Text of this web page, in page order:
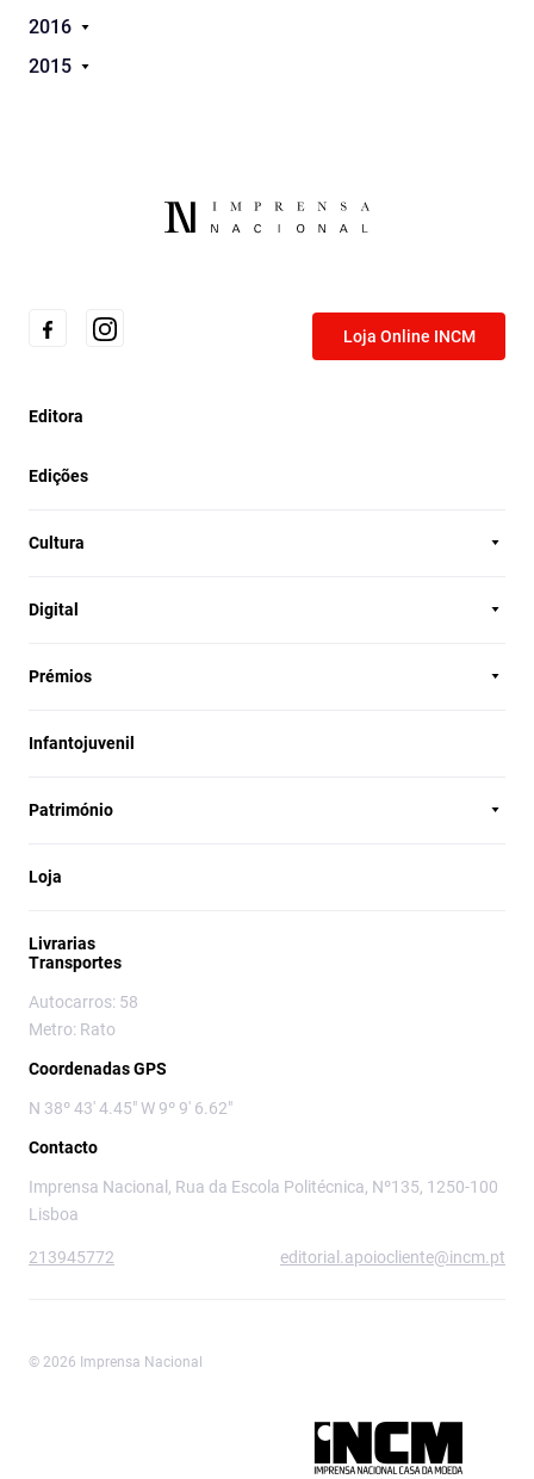
2016
2015
Loja Online INCM
Editora
Edições
Cultura
Digital
Prémios
Infantojuvenil
Património
Loja
Livrarias
Transportes
Autocarros: 58
Metro: Rato
Coordenadas GPS
N 38º 43' 4.45" W 9º 9' 6.62"
Contacto
Imprensa Nacional, Rua da Escola Politécnica, Nº135, 1250-100
Lisboa
213945772 editorial.apoiocliente@incm.pt
© 2026 Imprensa Nacional